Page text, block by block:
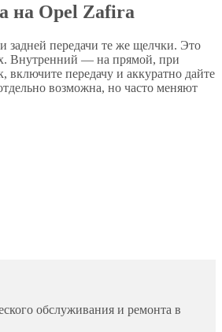
на Opel Zafira
передачи те же щелчки. Это
Внутренний — на прямой, при
включите передачу и аккуратно дайте
возможна, но часто меняют
обслуживания и ремонта в